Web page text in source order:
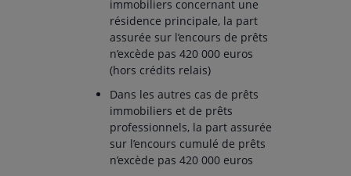
immobiliers concernant une
résidence principale, la part
assurée sur l’encours de prêts
n’excède pas 420 000 euros
(hors crédits relais)
Dans les autres cas de prêts
immobiliers et de prêts
professionnels, la part assurée
sur l’encours cumulé de prêts
n’excède pas 420 000 euros